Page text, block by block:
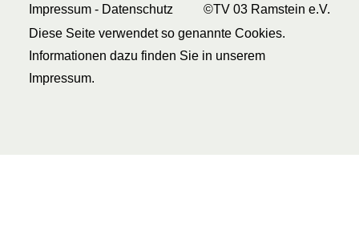
Impressum - Datenschutz
©TV 03 Ramstein e.V.
Diese Seite verwendet so genannte Cookies.
Informationen dazu finden Sie in unserem
Impressum.